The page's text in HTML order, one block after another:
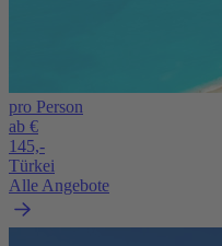
pro Person
ab €
145,-
Türkei
Alle Angebote